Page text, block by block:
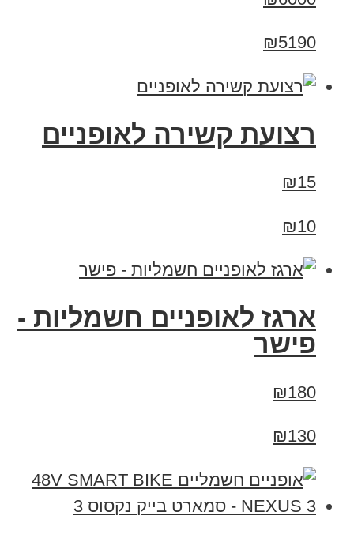
₪5190
רצועת קשירה לאופניים
₪15
₪10
ארגז לאופניים חשמליות -
פישר
₪180
₪130